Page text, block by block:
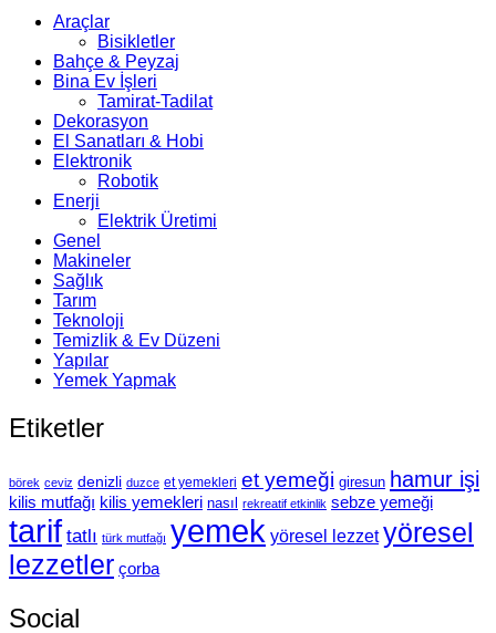
Araçlar
Bisikletler
Bahçe & Peyzaj
Bina Ev İşleri
Tamirat-Tadilat
Dekorasyon
El Sanatları & Hobi
Elektronik
Robotik
Enerji
Elektrik Üretimi
Genel
Makineler
Sağlık
Tarım
Teknoloji
Temizlik & Ev Düzeni
Yapılar
Yemek Yapmak
Etiketler
börek ceviz denizli duzce et yemekleri et yemeği giresun hamur işi
kilis mutfağı kilis yemekleri nasıl rekreatif etkinlik sebze yemeği
tarif tatlı türk mutfağı yemek yöresel lezzet yöresel
lezzetler çorba
Social